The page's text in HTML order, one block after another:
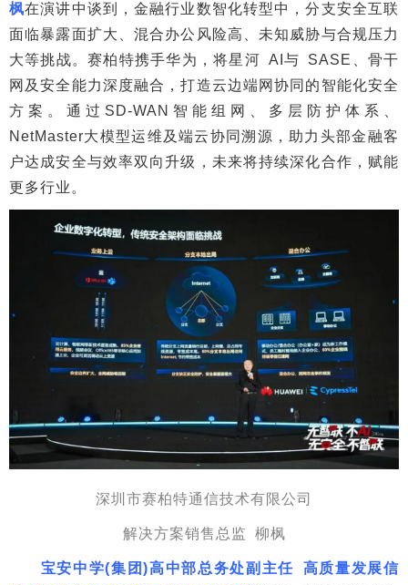
枫在演讲中谈到，金融行业数智化转型中，分支安全互联
面临暴露面扩大、混合办公风险高、未知威胁与合规压力
大等挑战。赛柏特携手华为，将星河 AI与 SASE、骨干
网及安全能力深度融合，打造云边端网协同的智能化安全
方案。通过SD-WAN智能组网、多层防护体系、
NetMaster大模型运维及端云协同溯源，助力头部金融客
户达成安全与效率双向升级，未来将持续深化合作，赋能
更多行业。
深圳市赛柏特通信技术有限公司
解决方案销售总监 柳枫
宝安中学(集团)高中部总务处副主任 高质量发展信